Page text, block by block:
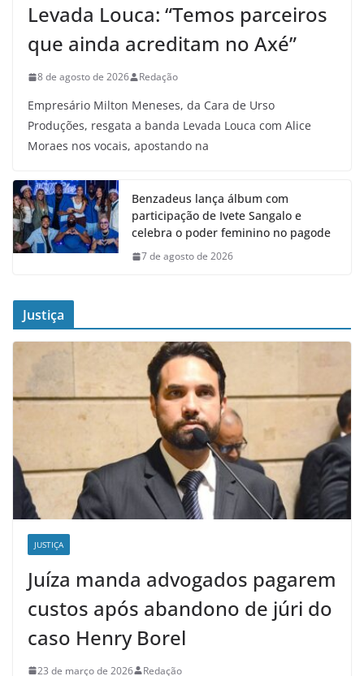
Levada Louca: “Temos parceiros
que ainda acreditam no Axé”
8 de agosto de 2026 Redação
Empresário Milton Meneses, da Cara de Urso
Produções, resgata a banda Levada Louca com Alice
Moraes nos vocais, apostando na
Benzadeus lança álbum com
participação de Ivete Sangalo e
celebra o poder feminino no pagode
7 de agosto de 2026
Justiça
JUSTIÇA
Juíza manda advogados pagarem
custos após abandono de júri do
caso Henry Borel
23 de março de 2026 Redação